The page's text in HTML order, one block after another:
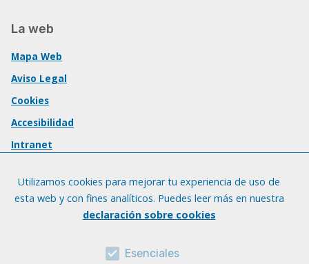
La web
Mapa Web
Aviso Legal
Cookies
Accesibilidad
Intranet
Utilizamos cookies para mejorar tu experiencia de uso de
esta web y con fines analíticos. Puedes leer más en nuestra
declaración sobre cookies
Esenciales